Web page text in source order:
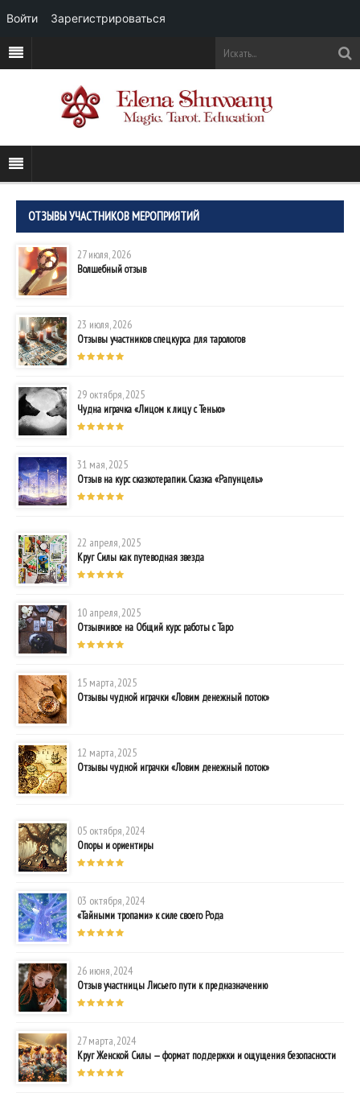
ОТЗЫВЫ УЧАСТНИКОВ МЕРОПРИЯТИЙ
27 июля, 2026
Волшебный отзыв
23 июля, 2026
Отзывы участников спецкурса для тарологов
29 октября, 2025
Чудна играчка «Лицом к лицу с Тенью»
31 мая, 2025
Отзыв на курс сказкотерапии. Сказка «Рапунцель»
22 апреля, 2025
Круг Силы как путеводная звезда
10 апреля, 2025
Отзывчивое на Общий курс работы с Таро
15 марта, 2025
Отзывы чудной играчки «Ловим денежный поток»
12 марта, 2025
Отзывы чудной играчки «Ловим денежный поток»
05 октября, 2024
Опоры и ориентиры
03 октября, 2024
«Тайными тропами» к силе своего Рода
26 июня, 2024
Отзыв участницы Лисьего пути к предназначению
27 марта, 2024
Круг Женской Силы — формат поддержки и ощущения безопасности
Войти Зарегистрироваться